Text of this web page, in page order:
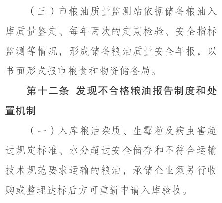
（ 三） 市粮油质量 监测站依据储备粮油入
库质量鉴定、每年两次的定期检验、安全指标
监测等情况，形成储备粮油质量安全年报，以
书面形式报市粮食和物资储备局。
第十二条
发现不合格粮油报告制度和处
置机制
（ 一） 入库粮油杂质、生霉粒及病虫害超
过规定标准、水分超过安全储存和不符合运输
技术规范要求运输的粮油，承储企业须另行收
购或整理达标后方可重新申请入库验收。